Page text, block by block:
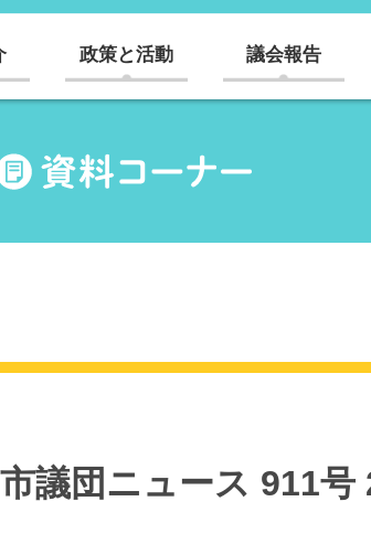
政策と活動 議会報告
議団ニュース 911号